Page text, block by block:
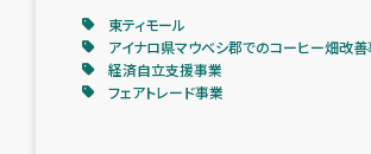
ベイルート大規模爆発被災者
女性の生計向上支援
東ティモール
アイナロ県マウベシ郡でのコーヒー畑改
経済自立支援事業
フェアトレード事業